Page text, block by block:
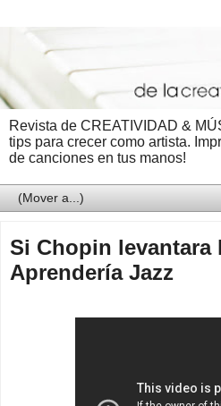
Revista de CREATIVIDAD &
tips para crecer como artista.
de canciones en tus manos!
Si Chopin levantara
Aprendería Jazz